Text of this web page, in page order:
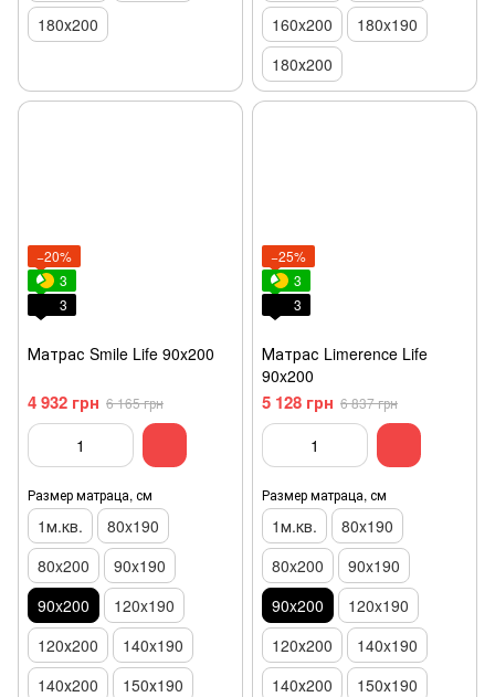
180х200
160x200
180x190
180х200
−20%
3
3
Матрас Smile Life 90x200
4 932 грн 6 165 грн
Размер матраца, см
1м.кв.
80x190
80x200
90x190
90x200
120x190
120х200
140x190
140х200
150х190
−25%
3
3
Матрас Limerence Life
90x200
5 128 грн 6 837 грн
Размер матраца, см
1м.кв.
80x190
80x200
90x190
90x200
120x190
120х200
140x190
140х200
150х190